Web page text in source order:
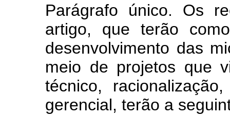
Parágrafo único. Os
artigo, que terão
desenvolvimento das
meio de projetos que
técnico,
gerencial, terão a